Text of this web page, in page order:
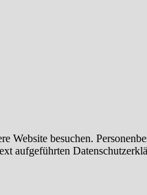
besuchen.
aufgeführten